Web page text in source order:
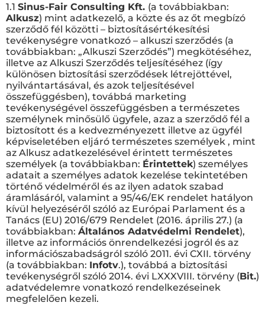
1.1 Sinus-Fair Consulting Kft. (a továbbiakban:
Alkusz) mint adatkezelő, a közte és az őt megbízó
szerződő fél közötti – biztosításértékesítési
tevékenységre vonatkozó – alkuszi szerződés (a
továbbiakban: „Alkuszi Szerződés”) megkötéséhez,
illetve az Alkuszi Szerződés teljesítéséhez (így
különösen biztosítási szerződések létrejöttével,
nyilvántartásával, és azok teljesítésével
összefüggésben), továbbá marketing
tevékenységével összefüggésben a természetes
személynek minősülő ügyfele, azaz a szerződő fél a
biztosított és a kedvezményezett illetve az ügyfél
képviseletében eljáró természetes személyek , mint
az Alkusz adatkezelésével érintett természetes
személyek (a továbbiakban: Érintettek) személyes
adatait a személyes adatok kezelése tekintetében
történő védelméről és az ilyen adatok szabad
áramlásáról, valamint a 95/46/EK rendelet hatályon
kívül helyezéséről szóló az Európai Parlament és a
Tanács (EU) 2016/679 Rendelet (2016. április 27.) (a
továbbiakban: Általános Adatvédelmi Rendelet),
illetve az információs önrendelkezési jogról és az
információszabadságról szóló 2011. évi CXII. törvény
(a továbbiakban: Infotv.), továbbá a biztosítási
tevékenységről szóló 2014. évi LXXXVIII. törvény (Bit.)
adatvédelemre vonatkozó rendelkezéseinek
megfelelően kezeli.